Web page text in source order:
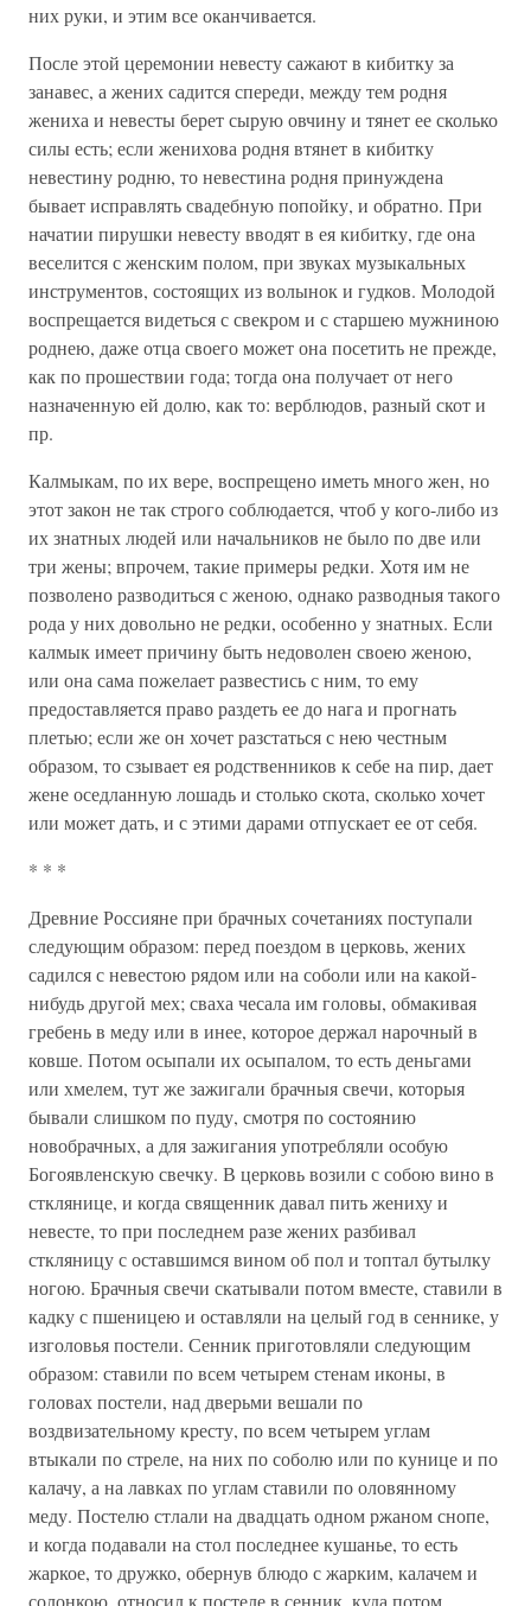
них руки, и этим все оканчивается.
После этой церемонии невесту сажают в кибитку за
занавес, а жених садится спереди, между тем родня
жениха и невесты берет сырую овчину и тянет ее сколько
силы есть; если женихова родня втянет в кибитку
невестину родню, то невестина родня принуждена
бывает исправлять свадебную попойку, и обратно. При
начатии пирушки невесту вводят в ея кибитку, где она
веселится с женским полом, при звуках музыкальных
инструментов, состоящих из волынок и гудков. Молодой
воспрещается видеться с свекром и с старшею мужниною
роднею, даже отца своего может она посетить не прежде,
как по прошествии года; тогда она получает от него
назначенную ей долю, как то: верблюдов, разный скот и
пр.
Калмыкам, по их вере, воспрещено иметь много жен, но
этот закон не так строго соблюдается, чтоб у кого-либо из
их знатных людей или начальников не было по две или
три жены; впрочем, такие примеры редки. Хотя им не
позволено разводиться с женою, однако разводныя такого
рода у них довольно не редки, особенно у знатных. Если
калмык имеет причину быть недоволен своею женою,
или она сама пожелает развестись с ним, то ему
предоставляется право раздеть ее до нага и прогнать
плетью; если же он хочет разстаться с нею честным
образом, то сзывает ея родственников к себе на пир, дает
жене оседланную лошадь и столько скота, сколько хочет
или может дать, и с этими дарами отпускает ее от себя.
* * *
Древние Россияне при брачных сочетаниях поступали
следующим образом: перед поездом в церковь, жених
садился с невестою рядом или на соболи или на какой-
нибудь другой мех; сваха чесала им головы, обмакивая
гребень в меду или в инее, которое держал нарочный в
ковше. Потом осыпали их осыпалом, то есть деньгами
или хмелем, тут же зажигали брачныя свечи, которыя
бывали слишком по пуду, смотря по состоянию
новобрачных, а для зажигания употребляли особую
Богоявленскую свечку. В церковь возили с собою вино в
стклянице, и когда священник давал пить жениху и
невесте, то при последнем разе жених разбивал
сткляницу с оставшимся вином об пол и топтал бутылку
ногою. Брачныя свечи скатывали потом вместе, ставили в
кадку с пшеницею и оставляли на целый год в сеннике, у
изголовья постели. Сенник приготовляли следующим
образом: ставили по всем четырем стенам иконы, в
головах постели, над дверьми вешали по
воздвизательному кресту, по всем четырем углам
втыкали по стреле, на них по соболю или по кунице и по
калачу, а на лавках по углам ставили по оловянному
меду. Постелю стлали на двадцать одном ржаном снопе,
и когда подавали на стол последнее кушанье, то есть
жаркое, то дружко, обернув блюдо с жарким, калачем и
солонкою, относил к постеле в сенник, куда потом